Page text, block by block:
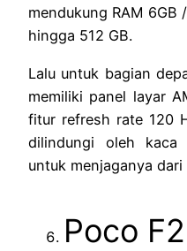
mendukung RAM
hingga 512 GB.
Lalu untuk bagian
memiliki panel layar
fitur refresh rate 120
dilindungi oleh
untuk menjaganya dari
Poco